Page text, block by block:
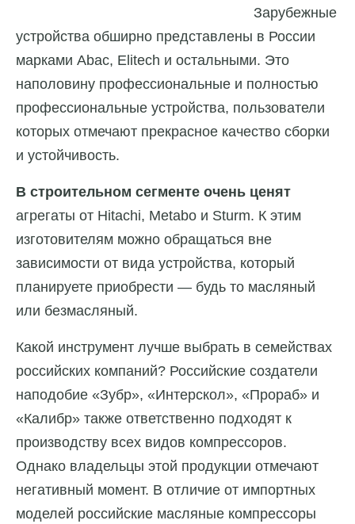
Зарубежные
устройства обширно представлены в России
марками Abac, Elitech и остальными. Это
наполовину профессиональные и полностью
профессиональные устройства, пользователи
которых отмечают прекрасное качество сборки
и устойчивость.
В строительном сегменте очень ценят
агрегаты от Hitachi, Metabo и Sturm. К этим
изготовителям можно обращаться вне
зависимости от вида устройства, который
планируете приобрести — будь то масляный
или безмасляный.
Какой инструмент лучше выбрать в семействах
российских компаний? Российские создатели
наподобие «Зубр», «Интерскол», «Прораб» и
«Калибр» также ответственно подходят к
производству всех видов компрессоров.
Однако владельцы этой продукции отмечают
негативный момент. В отличие от импортных
моделей российские масляные компрессоры